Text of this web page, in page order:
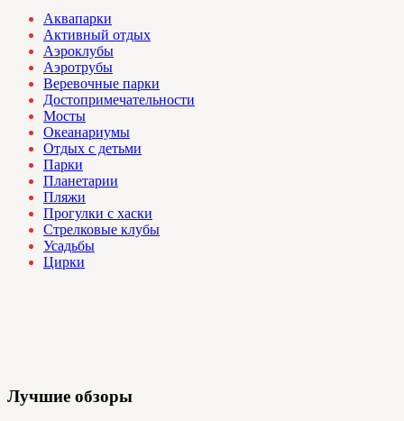
Аквапарки
Активный отдых
Аэроклубы
Аэротрубы
Веревочные парки
Достопримечательности
Мосты
Океанариумы
Отдых с детьми
Парки
Планетарии
Пляжи
Прогулки с хаски
Стрелковые клубы
Усадьбы
Цирки
Лучшие обзоры